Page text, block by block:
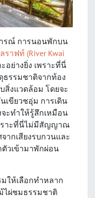
รณ์ การนอนพักบน
ราฟท์ (River Kwai
อย่างยิ่ง เพราะที่นี่
ธรรมชาติจากท้อง
สิ่งแวดล้อม โดยจะ
เขียวชอุ่ม การเดิน
จะทำให้รู้สึกเหมือน
ราะที่นี่ไม่มีสัญญาณ
ากเสียงรบกวนและ
วเข้ามาพักผ่อน
ให้เลือกทำหลาก
ไผ่ชมธรรมชาติ